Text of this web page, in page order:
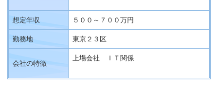
想定年収 ５００～７００万円
勤務地 東京２３区
会社の特徴
上場会社 ＩＴ関係